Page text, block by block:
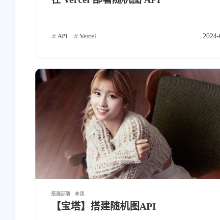
端口扫描来的[图片]
成是肯定能成的。但
name: 行书指南link: [链
接]avatar: [链接]descr: 科学
上网教程及软件资源网站。
最新热门开源软件推荐，浅
显易懂的使用教程。在这里
发现与掌握前沿技术。
Lins
[图片] 太感谢了，之
节点测试基本一篇红
用官方优选基本浅绿
很多节点湖北都是挂
没有同学懂是啥原因
11/26/2024
API Vercel
搭建部署 未读
【宝塔】搭建随机图API